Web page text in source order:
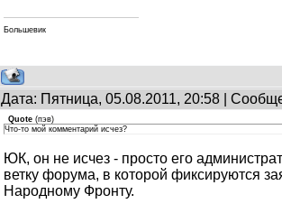
Большевик
Дата: Пятница, 05.08.2011, 20:58 |
Quote (пэв)
Что-то мой комментарий исчез?
ЮК, он не исчез - просто его
ветку форума, в которой фиксируются
Народному Фронту.